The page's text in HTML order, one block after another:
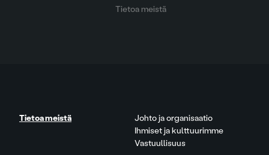
Tietoa meistä
Tietoa meistä
Johto ja organisaatio
Ihmiset ja kulttuurimme
Vastuullisuus